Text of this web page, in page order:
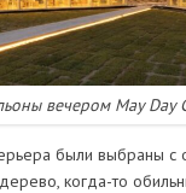
вечером May Day
были выбраны с
когда-то